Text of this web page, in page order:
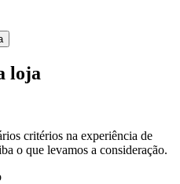
loja
critérios na experiência de
o que levamos a consideração.